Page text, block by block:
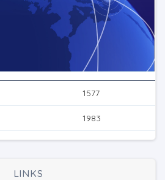
1577
1983
LINKS